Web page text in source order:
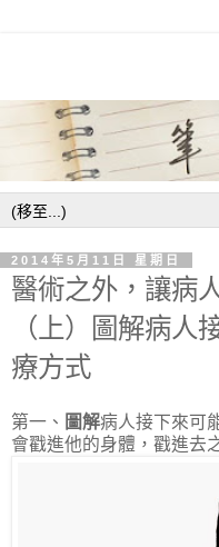
2014年5月11日 星期日
醫術之外，讓病
（上）圖解病人
療方式
第一、 圖解病人接下來可
會戳進他的身體，戳進去